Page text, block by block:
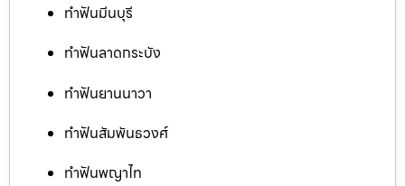
ทำฟันมีนบุรี
ทำฟันลาดกระบัง
ทำฟันยานนาวา
ทำฟันสัมพันธวงศ์
ทำฟันพญาไท